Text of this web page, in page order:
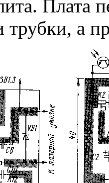
Плата
трубки, а